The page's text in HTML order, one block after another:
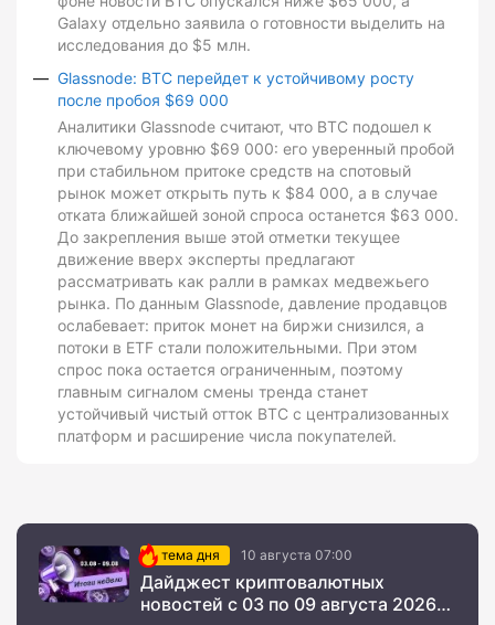
Galaxy отдельно заявила о готовности выделить на
исследования до $5 млн.
Glassnode: BTC перейдет к устойчивому росту
после пробоя $69 000
Аналитики Glassnode считают, что BTC подошел к
ключевому уровню $69 000: его уверенный пробой
при стабильном притоке средств на спотовый
рынок может открыть путь к $84 000, а в случае
отката ближайшей зоной спроса останется $63 000.
До закрепления выше этой отметки текущее
движение вверх эксперты предлагают
рассматривать как ралли в рамках медвежьего
рынка. По данным Glassnode, давление продавцов
ослабевает: приток монет на биржи снизился, а
потоки в ETF стали положительными. При этом
спрос пока остается ограниченным, поэтому
главным сигналом смены тренда станет
устойчивый чистый отток BTC с централизованных
платформ и расширение числа покупателей.
тема дня 10 августа 07:00
Дайджест криптовалютных
новостей с 03 по 09 августа 2026